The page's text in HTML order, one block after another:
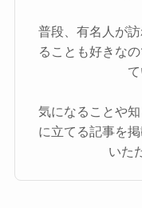
普段、有名人が
ることも好きな
気になることや
に立てる記事を
いた